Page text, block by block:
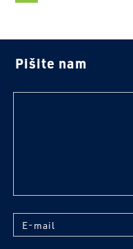
Pišite nam
E-mail